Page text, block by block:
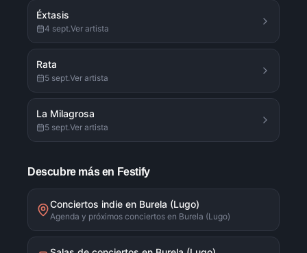
Éxtasis
4 sept.Ver artista
Rata
5 sept.Ver artista
La Milagrosa
5 sept.Ver artista
Descubre más en Festify
Conciertos indie en Burela (Lugo)
Agenda y próximos conciertos en Burela (Lugo)